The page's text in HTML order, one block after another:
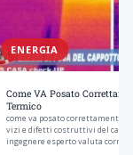
ENERGIA
Come VA Posato
Termico
come va posato correttamente
vizi e difetti costruttivi del
ingegnere esperto valuta